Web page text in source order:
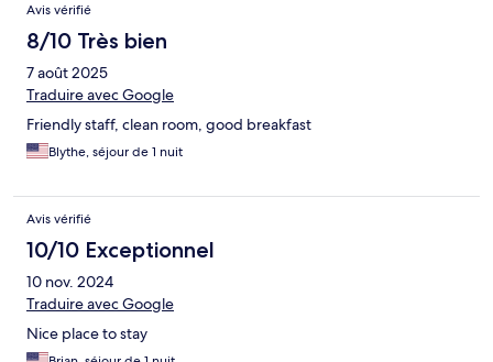
Avis vérifié
8/10 Très bien
7 août 2025
Traduire avec Google
Friendly staff, clean room, good breakfast
Blythe, séjour de 1 nuit
Avis vérifié
10/10 Exceptionnel
10 nov. 2024
Traduire avec Google
Nice place to stay